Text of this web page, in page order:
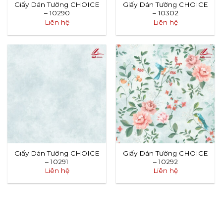
Giấy Dán Tường CHOICE
– 10290
Liên hệ
Giấy Dán Tường CHOICE
– 10302
Liên hệ
Giấy Dán Tường CHOICE
– 10291
Liên hệ
Giấy Dán Tường CHOICE
– 10292
Liên hệ